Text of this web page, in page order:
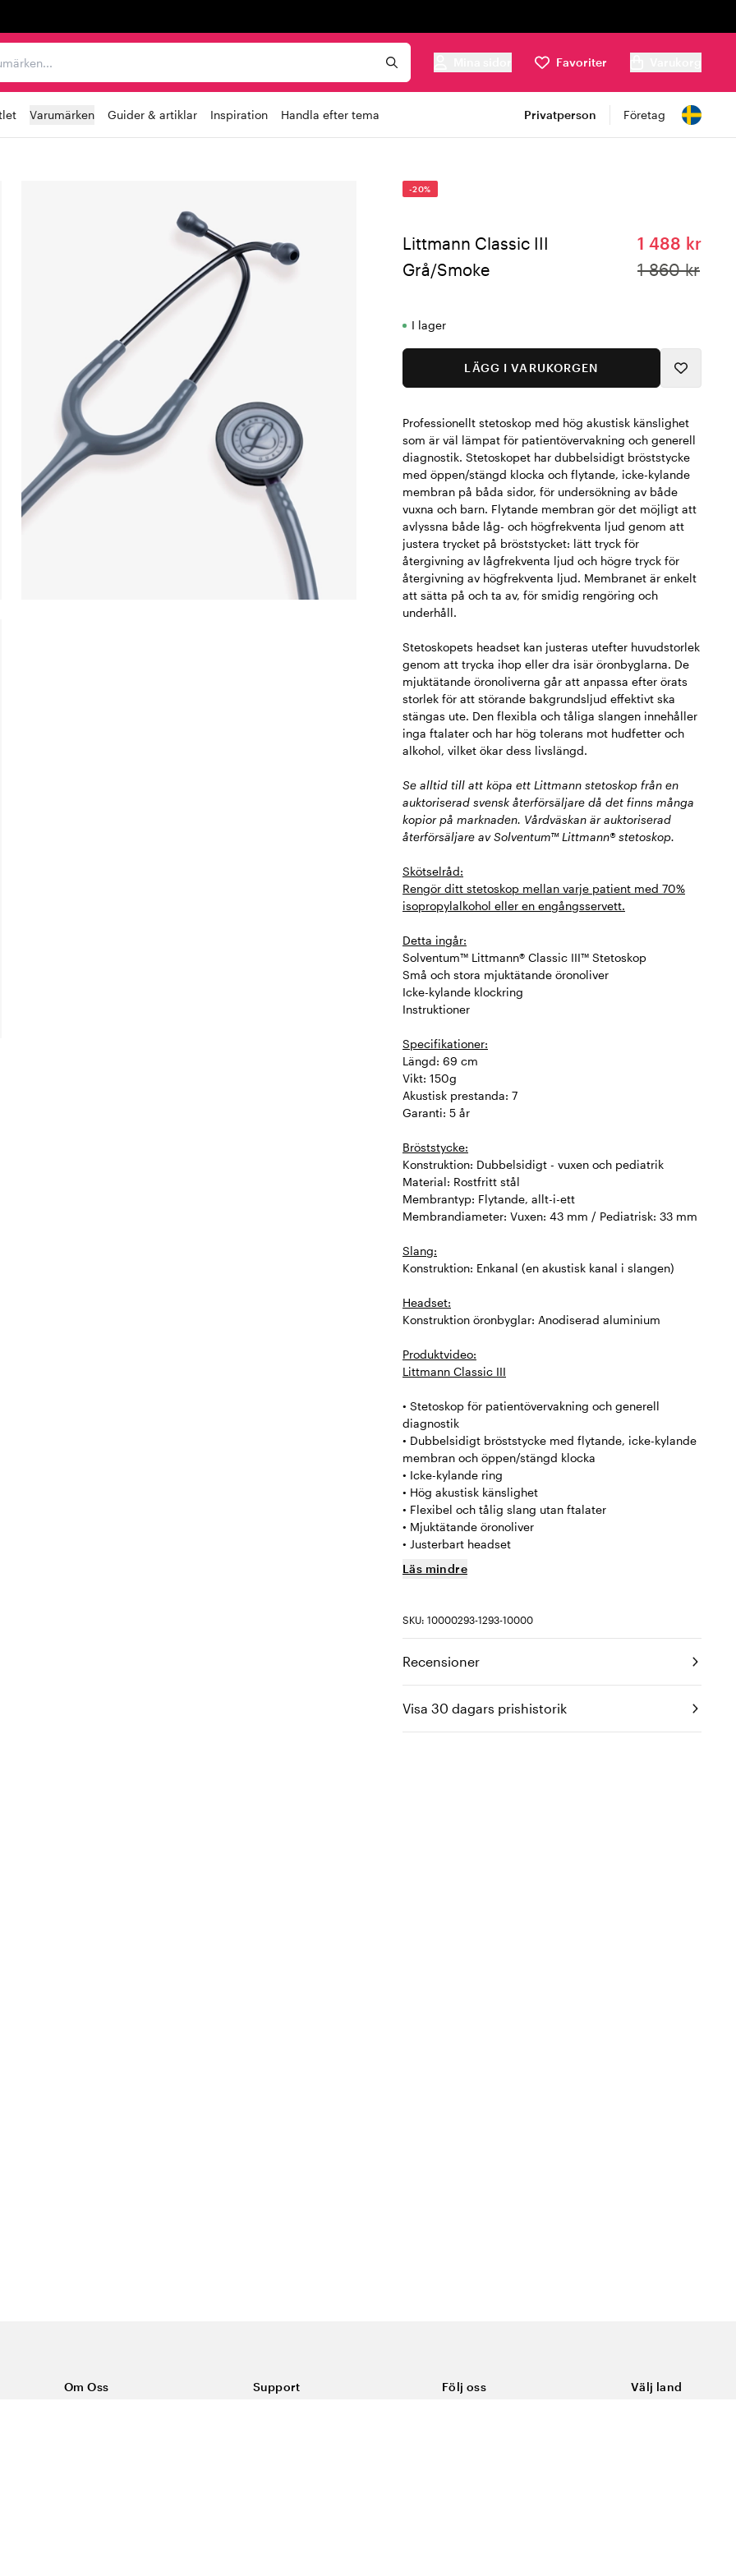
Favoriter
Varumärken Guider & artiklar Inspiration Handla efter tema Privatperson Företag
-20%
Littmann Classic III
Grå/Smoke
1 488 kr
1 860 kr
I lager
LÄGG I VARUKORGEN
Professionellt stetoskop med hög akustisk känslighet
som är väl lämpat för patientövervakning och generell
diagnostik. Stetoskopet har dubbelsidigt bröststycke
med öppen/stängd klocka och flytande, icke-kylande
membran på båda sidor, för undersökning av både
vuxna och barn. Flytande membran gör det möjligt att
avlyssna både låg- och högfrekventa ljud genom att
justera trycket på bröststycket: lätt tryck för
återgivning av lågfrekventa ljud och högre tryck för
återgivning av högfrekventa ljud. Membranet är enkelt
att sätta på och ta av, för smidig rengöring och
underhåll.
Stetoskopets headset kan justeras utefter huvudstorlek
genom att trycka ihop eller dra isär öronbyglarna. De
mjuktätande öronoliverna går att anpassa efter örats
storlek för att störande bakgrundsljud effektivt ska
stängas ute. Den flexibla och tåliga slangen innehåller
inga ftalater och har hög tolerans mot hudfetter och
alkohol, vilket ökar dess livslängd.
Se alltid till att köpa ett Littmann stetoskop från en
auktoriserad svensk återförsäljare då det finns många
kopior på marknaden. Vårdväskan är auktoriserad
återförsäljare av Solventum™ Littmann® stetoskop.
Skötselråd:
Rengör ditt stetoskop mellan varje patient med 70%
isopropylalkohol eller en engångsservett.
Detta ingår:
Solventum™ Littmann® Classic III™ Stetoskop
Små och stora mjuktätande öronoliver
Icke-kylande klockring
Instruktioner
Specifikationer:
Längd: 69 cm
Vikt: 150g
Akustisk prestanda: 7
Garanti: 5 år
Bröststycke:
Konstruktion: Dubbelsidigt - vuxen och pediatrik
Material: Rostfritt stål
Membrantyp: Flytande, allt-i-ett
Membrandiameter: Vuxen: 43 mm / Pediatrisk: 33 mm
Slang:
Konstruktion: Enkanal (en akustisk kanal i slangen)
Headset:
Konstruktion öronbyglar: Anodiserad aluminium
Produktvideo:
Littmann Classic III
• Stetoskop för patientövervakning och generell
diagnostik
• Dubbelsidigt bröststycke med flytande, icke-kylande
membran och öppen/stängd klocka
• Icke-kylande ring
• Hög akustisk känslighet
• Flexibel och tålig slang utan ftalater
• Mjuktätande öronoliver
• Justerbart headset
Läs mindre
SKU: 10000293-1293-10000
Recensioner
Visa 30 dagars prishistorik
Om Oss Support Följ oss Välj land